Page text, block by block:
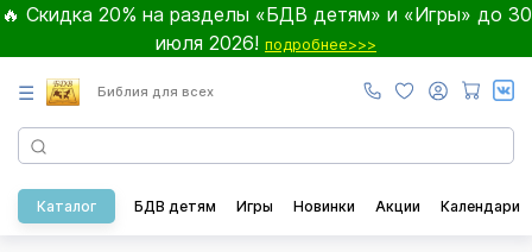
🔥 Скидка 20% на разделы «БДВ детям» и «Игры» до 30
июля 2026! подробнее>>>
☰ Библия для всех
Каталог БДВ детям Игры Новинки Акции Календари